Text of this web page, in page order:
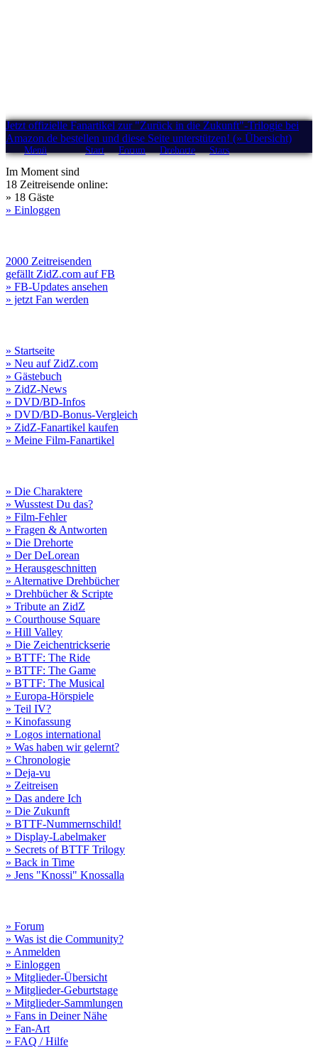
Jetzt offizielle Fanartikel zur "Zurück in die Zukunft"-Trilogie bei
Amazon.de bestellen und diese Seite unterstützen! (» Übersicht)
Menü Start Forum Drehorte Stars
Im Moment sind
18 Zeitreisende online:
» 18 Gäste
» Einloggen
2000 Zeitreisenden
gefällt ZidZ.com auf FB
» FB-Updates ansehen
» jetzt Fan werden
» Startseite
» Neu auf ZidZ.com
» Gästebuch
» ZidZ-News
» DVD/BD-Infos
» DVD/BD-Bonus-Vergleich
» ZidZ-Fanartikel kaufen
» Meine Film-Fanartikel
» Die Charaktere
» Wusstest Du das?
» Film-Fehler
» Fragen & Antworten
» Die Drehorte
» Der DeLorean
» Herausgeschnitten
» Alternative Drehbücher
» Drehbücher & Scripte
» Tribute an ZidZ
» Courthouse Square
» Hill Valley
» Die Zeichentrickserie
» BTTF: The Ride
» BTTF: The Game
» BTTF: The Musical
» Europa-Hörspiele
» Teil IV?
» Kinofassung
» Logos international
» Was haben wir gelernt?
» Chronologie
» Deja-vu
» Zeitreisen
» Das andere Ich
» Die Zukunft
» BTTF-Nummernschild!
» Display-Labelmaker
» Secrets of BTTF Trilogy
» Back in Time
» Jens "Knossi" Knossalla
» Forum
» Was ist die Community?
» Anmelden
» Einloggen
» Mitglieder-Übersicht
» Mitglieder-Geburtstage
» Mitglieder-Sammlungen
» Fans in Deiner Nähe
» Fan-Art
» FAQ / Hilfe